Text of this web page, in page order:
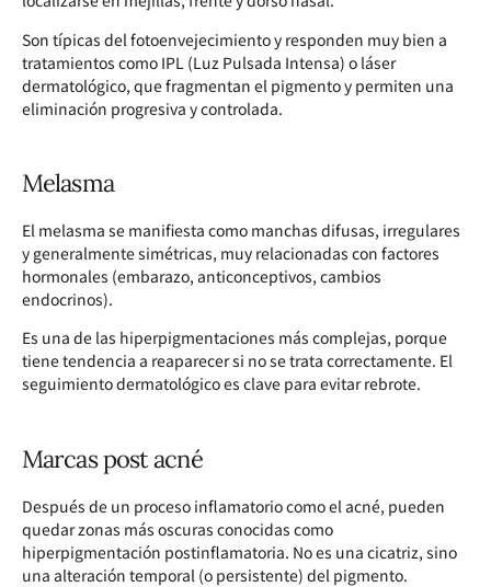
Son típicas del fotoenvejecimiento y responden muy bien a
tratamientos como IPL (Luz Pulsada Intensa) o láser
dermatológico, que fragmentan el pigmento y permiten una
eliminación progresiva y controlada.
Melasma
El melasma se manifiesta como manchas difusas, irregulares
y generalmente simétricas, muy relacionadas con factores
hormonales (embarazo, anticonceptivos, cambios
endocrinos).
Es una de las hiperpigmentaciones más complejas, porque
tiene tendencia a reaparecer si no se trata correctamente. El
seguimiento dermatológico es clave para evitar rebrote.
Marcas post acné
Después de un proceso inflamatorio como el acné, pueden
quedar zonas más oscuras conocidas como
hiperpigmentación postinflamatoria. No es una cicatriz, sino
una alteración temporal (o persistente) del pigmento.